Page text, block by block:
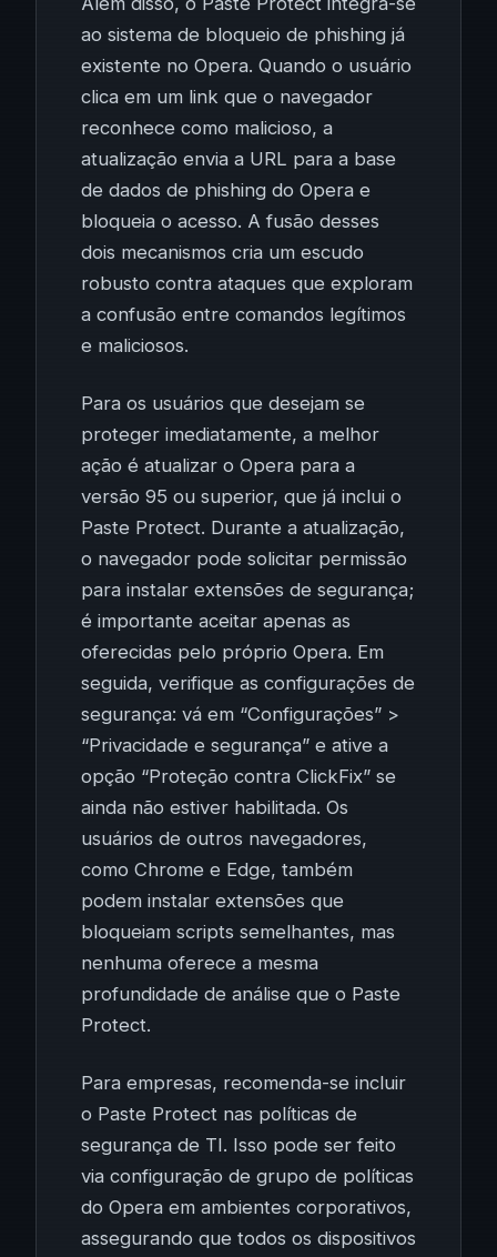
ao sistema de bloqueio de phishing já
existente no Opera. Quando o usuário
clica em um link que o navegador
reconhece como malicioso, a
atualização envia a URL para a base
de dados de phishing do Opera e
bloqueia o acesso. A fusão desses
dois mecanismos cria um escudo
robusto contra ataques que exploram
a confusão entre comandos legítimos
e maliciosos.
Para os usuários que desejam se
proteger imediatamente, a melhor
ação é atualizar o Opera para a
versão 95 ou superior, que já inclui o
Paste Protect. Durante a atualização,
o navegador pode solicitar permissão
para instalar extensões de segurança;
é importante aceitar apenas as
oferecidas pelo próprio Opera. Em
seguida, verifique as configurações de
segurança: vá em “Configurações” >
“Privacidade e segurança” e ative a
opção “Proteção contra ClickFix” se
ainda não estiver habilitada. Os
usuários de outros navegadores,
como Chrome e Edge, também
podem instalar extensões que
bloqueiam scripts semelhantes, mas
nenhuma oferece a mesma
profundidade de análise que o Paste
Protect.
Para empresas, recomenda-se incluir
o Paste Protect nas políticas de
segurança de TI. Isso pode ser feito
via configuração de grupo de políticas
do Opera em ambientes corporativos,
assegurando que todos os dispositivos